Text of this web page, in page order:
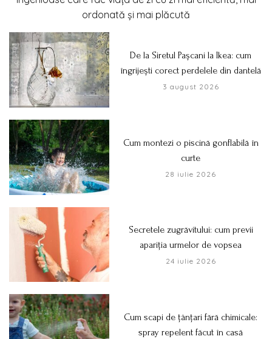
ordonată și mai plăcută
De la Siretul Pașcani la Ikea: cum
îngrijești corect perdelele din dantelă
3 august 2026
Cum montezi o piscină gonflabilă în
curte
28 iulie 2026
Secretele zugrăvitului: cum previi
apariția urmelor de vopsea
24 iulie 2026
Cum scapi de țânțari fără chimicale:
spray repelent făcut în casă